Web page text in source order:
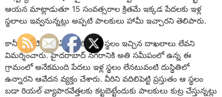
ఆయన మాట్లాడుతూ 15 సంవత్సరాల క్రితమే ఇక్కడ పేదలకు ఇళ్ల
స్థలాలు ఇవ్వనున్నట్లు అప్పటి పాలకులు హామీ ఇచ్చారని తెలిపారు.
కానీ ఇప్పటివరకు ఏ ఒక్కరికి ఇళ్ల స్థలం ఇచ్చిన దాఖలాలు లేవని
విమర్శించారు. హైదరాబాద్ నగరానికి అతి సమీపంలో ఉన్న ఈ
గ్రామంలో అనేకమంది పేదలు ఇళ్ల స్థలం లేనటువంటి దుస్థితిలో
ఉన్నారని ఆవేదన వ్యక్తం చేశారు. వీరిని వదిలిపెట్టి ప్రస్తుతం ఆ స్థలం
బడా రియల్ వ్యాపారవేత్తలకు కట్టబెట్టేందుకు పాలకులు కుట్ర చేస్తున్నట్లు